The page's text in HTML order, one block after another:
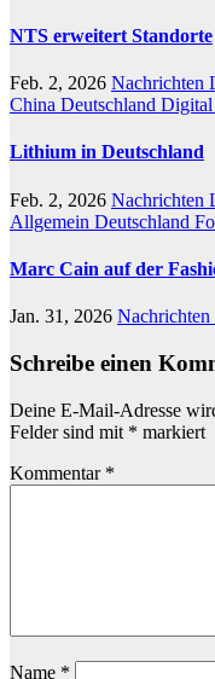
NTS erweitert Standorte
Feb. 2, 2026 Nachrichten
China Deutschland Digital
Lithium in Deutschland
Feb. 2, 2026 Nachrichten
Allgemein Deutschland
Marc Cain auf der
Jan. 31, 2026
Schreibe einen
Deine E-Mail-Adresse
Felder sind mit * markiert
Kommentar *
Name *